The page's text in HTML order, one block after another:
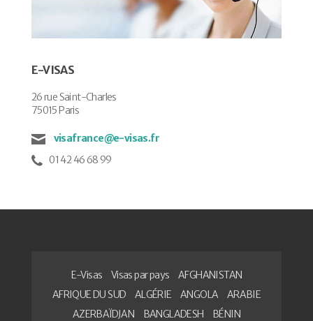
E-VISAS
26 rue Saint-Charles
75015 Paris
visafrance@e-visas.fr
01 42 46 68 99
E-Visas Visas par pays
AFGHANISTAN
AFRIQUE DU SUD
ALGÉRIE ANGOLA
ARABIE
AZERBAÏDJAN
BANGLADESH
BÉNIN